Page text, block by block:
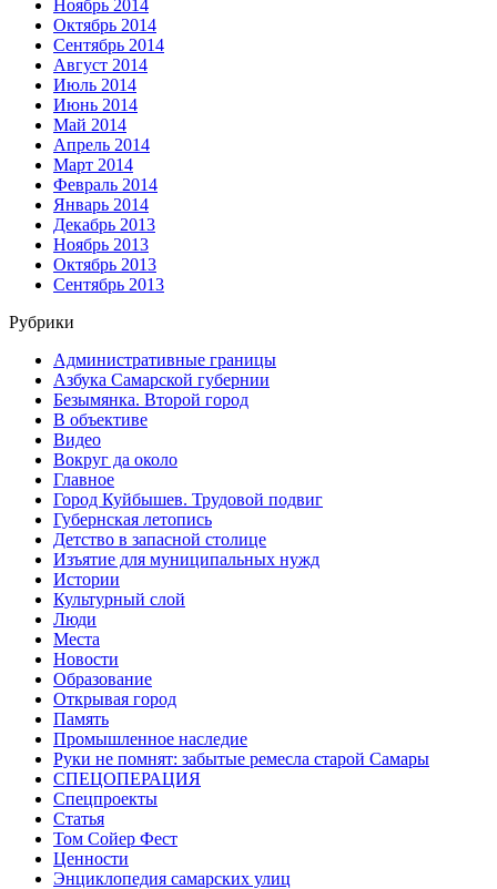
Ноябрь 2014
Октябрь 2014
Сентябрь 2014
Август 2014
Июль 2014
Июнь 2014
Май 2014
Апрель 2014
Март 2014
Февраль 2014
Январь 2014
Декабрь 2013
Ноябрь 2013
Октябрь 2013
Сентябрь 2013
Рубрики
Административные границы
Азбука Самарской губернии
Безымянка. Второй город
В объективе
Видео
Вокруг да около
Главное
Город Куйбышев. Трудовой подвиг
Губернская летопись
Детство в запасной столице
Изъятие для муниципальных нужд
Истории
Культурный слой
Люди
Места
Новости
Образование
Открывая город
Память
Промышленное наследие
Руки не помнят: забытые ремесла старой Самары
СПЕЦОПЕРАЦИЯ
Спецпроекты
Статья
Том Сойер Фест
Ценности
Энциклопедия самарских улиц